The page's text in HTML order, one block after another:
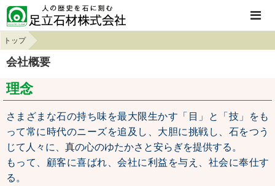
トップ
会社概要
理念
さまざまな石の持ち味を最大限生かす「目」と「技」をも
って常に時代のニーズを追及し、大胆に挑戦し、石をつう
じて人々に、真の心のゆたかさと安らぎを提供する。
もって、顧客に喜ばれ、会社に利益を与え、社会に奉仕す
る。